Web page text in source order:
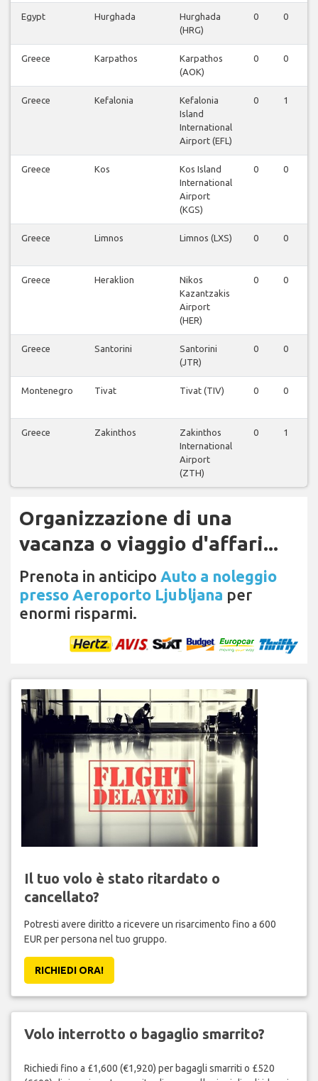
Egypt Hurghada
Hurghada
(HRG)
0 0
Greece Karpathos
Karpathos
(AOK)
0 0
Greece Kefalonia
Kefalonia
Island
International
Airport (EFL)
0 1
Greece Kos
Kos Island
International
Airport
(KGS)
0 0
Greece Limnos Limnos (LXS) 0 0
Greece Heraklion
Nikos
Kazantzakis
Airport
(HER)
0 0
Greece Santorini
Santorini
(JTR)
0 0
Montenegro Tivat Tivat (TIV) 0 0
Greece Zakinthos
Zakinthos
International
Airport
(ZTH)
0 1
Organizzazione di una
vacanza o viaggio d'affari...
Prenota in anticipo Auto a noleggio
presso Aeroporto Ljubljana per
enormi risparmi.
Il tuo volo è stato ritardato o
cancellato?
Potresti avere diritto a ricevere un risarcimento fino a 600
EUR per persona nel tuo gruppo.
RICHIEDI ORA!
Volo interrotto o bagaglio smarrito?
Richiedi fino a £1,600 (€1,920) per bagagli smarriti o £520